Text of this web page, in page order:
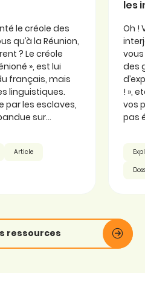
le créole des
qu’à la Réunion,
? Le créole
», est lui
français, mais
linguistiques.
par les esclaves,
sur...
Article
les
Oh !
des
! »,
vos
pas
ressources